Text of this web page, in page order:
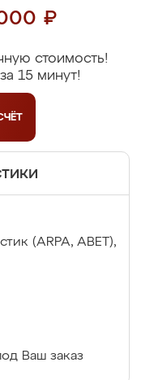
₽
стоимость!
15 минут!
(ARPA, ABET),
Ваш заказ